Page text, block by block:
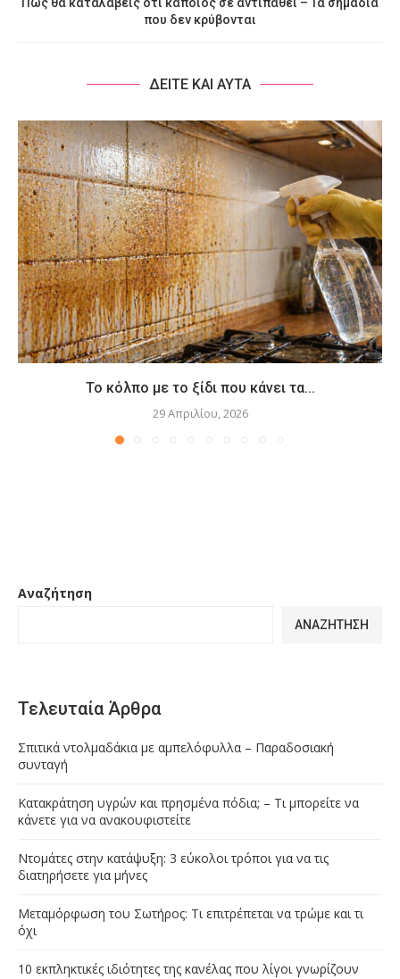
που δεν κρύβονται
ΔΕΙΤΕ ΚΑΙ ΑΥΤΑ
Το κόλπο με το ξίδι που κάνει τα...
29 Απριλίου, 2026
Αναζήτηση
ΑΝΑΖΉΤΗΣΗ
Τελευταία Άρθρα
Σπιτικά ντολμαδάκια με αμπελόφυλλα – Παραδοσιακή
συνταγή
Κατακράτηση υγρών και πρησμένα πόδια; – Τι μπορείτε να
κάνετε για να ανακουφιστείτε
Ντομάτες στην κατάψυξη: 3 εύκολοι τρόποι για να τις
διατηρήσετε για μήνες
Μεταμόρφωση του Σωτήρος: Τι επιτρέπεται να τρώμε και τι
όχι
10 εκπληκτικές ιδιότητες της κανέλας που λίγοι γνωρίζουν